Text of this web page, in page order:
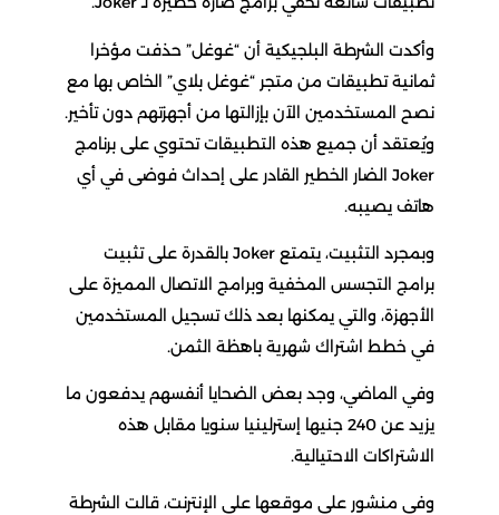
وأكدت الشرطة البلجيكية أن “غوغل” حذفت مؤخرا
ثمانية تطبيقات من متجر “غوغل بلاي” الخاص بها مع
نصح المستخدمين الآن بإزالتها من أجهزتهم دون تأخير.
ويُعتقد أن جميع هذه التطبيقات تحتوي على برنامج
Joker الضار الخطير القادر على إحداث فوضى في أي
هاتف يصيبه.
وبمجرد التثبيت، يتمتع Joker بالقدرة على تثبيت
برامج التجسس المخفية وبرامج الاتصال المميزة على
الأجهزة، والتي يمكنها بعد ذلك تسجيل المستخدمين
في خطط اشتراك شهرية باهظة الثمن.
وفي الماضي، وجد بعض الضحايا أنفسهم يدفعون ما
يزيد عن 240 جنيها إسترلينيا سنويا مقابل هذه
الاشتراكات الاحتيالية.
وفي منشور على موقعها على الإنترنت، قالت الشرطة